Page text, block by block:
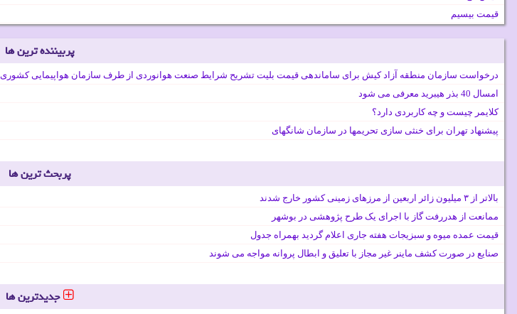
قیمت بیسیم
پربیننده ترین ها
درخواست سازمان منطقه آزاد کیش برای ساماندهی قیمت بلیت تشریح شرایط صنعت هوانوردی از طرف سازمان هواپیمایی کشوری
امسال 40 بذر هیبرید معرفی می شود
کلایمر چیست و چه کاربردی دارد؟
پیشنهاد تهران برای خنثی سازی تحریمها در سازمان شانگهای
پربحث ترین ها
بالاتر از ۳ میلیون زائر اربعین از مرزهای زمینی کشور خارج شدند
ممانعت از هدررفت گاز با اجرای یک طرح پژوهشی در بوشهر
قیمت عمده میوه و سبزیجات هفته جاری اعلام گردید بهمراه جدول
صنایع در صورت کشف ماینر غیر مجاز با تعلیق و ابطال پروانه مواجه می شوند
جدیدترین ها